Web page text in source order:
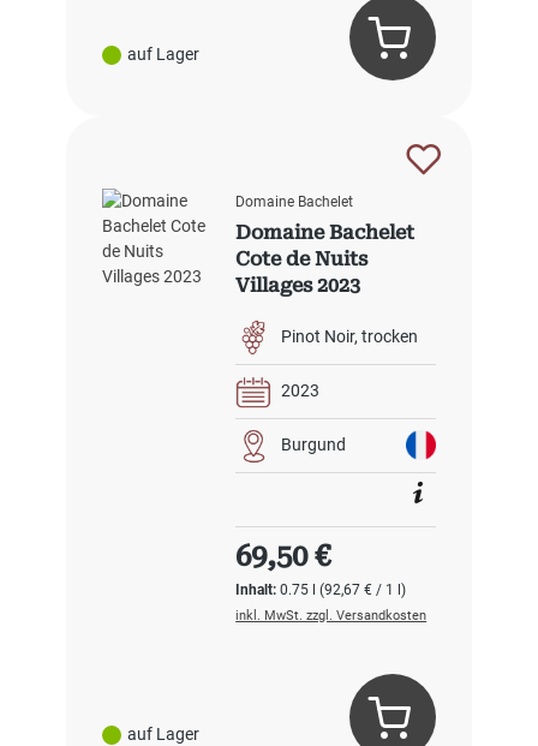
auf Lager
auf Lager
Domaine Bachelet
Domaine Bachelet
Cote de Nuits
Villages 2023
Pinot Noir trocken
2023
Burgund
Inhalt:0.75 l(92,67 € / 1 l)
Regulärer Preis:
69,50 €
inkl. MwSt. zzgl. Versandkosten